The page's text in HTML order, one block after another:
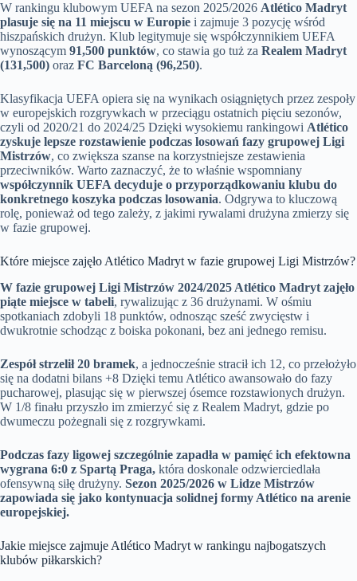
W rankingu klubowym UEFA na sezon 2025/2026 Atlético Madryt
plasuje się na 11 miejscu w Europie i zajmuje 3 pozycję wśród
hiszpańskich drużyn. Klub legitymuje się współczynnikiem UEFA
wynoszącym 91,500 punktów, co stawia go tuż za Realem Madryt
(131,500) oraz FC Barceloną (96,250).
Klasyfikacja UEFA opiera się na wynikach osiągniętych przez zespoły
w europejskich rozgrywkach w przeciągu ostatnich pięciu sezonów,
czyli od 2020/21 do 2024/25 Dzięki wysokiemu rankingowi Atlético
zyskuje lepsze rozstawienie podczas losowań fazy grupowej Ligi
Mistrzów, co zwiększa szanse na korzystniejsze zestawienia
przeciwników. Warto zaznaczyć, że to właśnie wspomniany
współczynnik UEFA decyduje o przyporządkowaniu klubu do
konkretnego koszyka podczas losowania. Odgrywa to kluczową
rolę, ponieważ od tego zależy, z jakimi rywalami drużyna zmierzy się
w fazie grupowej.
Które miejsce zajęło Atlético Madryt w fazie grupowej Ligi Mistrzów?
W fazie grupowej Ligi Mistrzów 2024/2025 Atlético Madryt zajęło
piąte miejsce w tabeli, rywalizując z 36 drużynami. W ośmiu
spotkaniach zdobyli 18 punktów, odnosząc sześć zwycięstw i
dwukrotnie schodząc z boiska pokonani, bez ani jednego remisu.
Zespół strzelił 20 bramek, a jednocześnie stracił ich 12, co przełożyło
się na dodatni bilans +8 Dzięki temu Atlético awansowało do fazy
pucharowej, plasując się w pierwszej ósemce rozstawionych drużyn.
W 1/8 finału przyszło im zmierzyć się z Realem Madryt, gdzie po
dwumeczu pożegnali się z rozgrywkami.
Podczas fazy ligowej szczególnie zapadła w pamięć ich efektowna
wygrana 6:0 z Spartą Praga, która doskonale odzwierciedlała
ofensywną siłę drużyny. Sezon 2025/2026 w Lidze Mistrzów
zapowiada się jako kontynuacja solidnej formy Atlético na arenie
europejskiej.
Jakie miejsce zajmuje Atlético Madryt w rankingu najbogatszych
klubów piłkarskich?